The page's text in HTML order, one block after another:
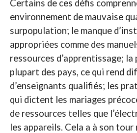
Certains de ces défis
environnement de mauvaise
surpopulation; le manque
appropriées comme des
ressources d’apprentissage;
plupart des pays, ce qui rend
d’enseignants qualifiés; les
qui dictent les mariages
de ressources telles que
les appareils. Cela a à son